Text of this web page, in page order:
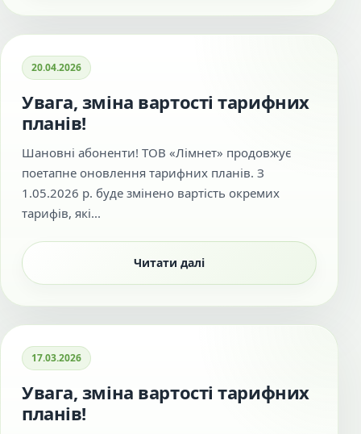
20.04.2026
Увага, зміна вартості тарифних
планів!
Шановні абоненти! ТОВ «Лімнет» продовжує
поетапне оновлення тарифних планів. З
1.05.2026 р. буде змінено вартість окремих
тарифів, які...
Читати далі
17.03.2026
Увага, зміна вартості тарифних
планів!